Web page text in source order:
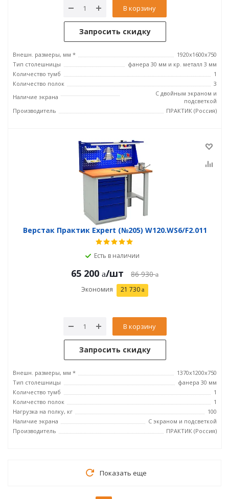
В корзину
Запросить скидку
Внешн. размеры, мм *
1920x1600x750
Тип столешницы
фанера 30 мм и кр. металл 3 мм
Количество тумб
1
Количество полок
3
Наличие экрана
С двойным экраном и
подсветкой
Производитель
ПРАКТИК (Россия)
Верстак Практик Expert (№205) W120.WS6/F2.011
Есть в наличии
65 200 /шт 86 930
Экономия 21 730
В корзину
Запросить скидку
Внешн. размеры, мм *
1370x1200x750
Тип столешницы
фанера 30 мм
Количество тумб
1
Количество полок
1
Нагрузка на полку, кг
100
Наличие экрана
С экраном и подсветкой
Производитель
ПРАКТИК (Россия)
Показать еще